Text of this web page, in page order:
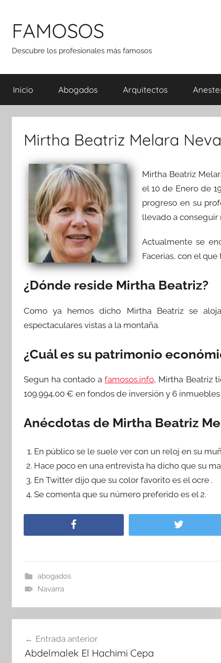
contenido
FAMOSOS
Descubre los profesionales más famosos
Inicio Abogados Arquitectos
Mirtha Beatriz Melara
Mirtha Beatriz
el 10 de Enero de
progreso en su
llevado a conseguir
Actualmente se
Facerias, con el que
¿Dónde reside Mirtha Beatriz?
Como ya hemos dicho Mirtha Beatriz se
espectaculares vistas a la montaña.
¿Cuál es su patrimonio
Segun ha contado afamosos.info, Mirtha Beatriz
109.994,00 € en fondos de inversión y 6
Anécdotas de Mirtha Beatriz
En público se le suele ver con un reloj en su
Hace poco en una entrevista ha dicho que su
En Twitter dijo que su color favorito es el ocre .
Se comenta que su número preferido es el 2.
abogados
Navarra
de
Entrada anterior
Abdelmalek El Hachimi Cepa